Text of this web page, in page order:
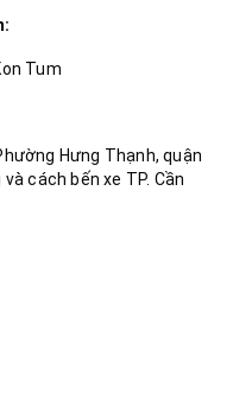
Tum
Hưng Thạnh, quận
cách bến xe TP. Cần